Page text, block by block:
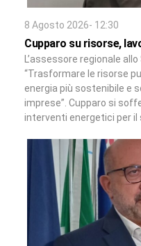
8 Agosto 2026- 12:30
Cupparo su risorse,
L’assessore regionale
“Trasformare le risorse
energia più sostenibile e
imprese”. Cupparo si
interventi energetici per il